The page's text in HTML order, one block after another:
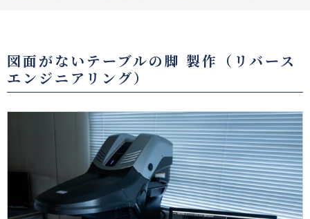
図面がないテーブルの脚 製作（リバース
エンジニアリング）